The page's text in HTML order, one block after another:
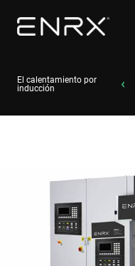
El calentamiento por
inducción